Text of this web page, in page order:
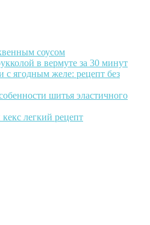
соусом
в вермуте за 30 минут
ягодным желе: рецепт без
шитья эластичного
легкий рецепт